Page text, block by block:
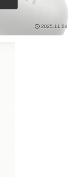
2025.11.04